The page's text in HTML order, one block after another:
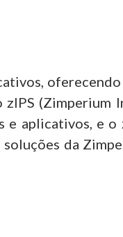
,
zIPS (Zimperium
e aplicativos, e
da